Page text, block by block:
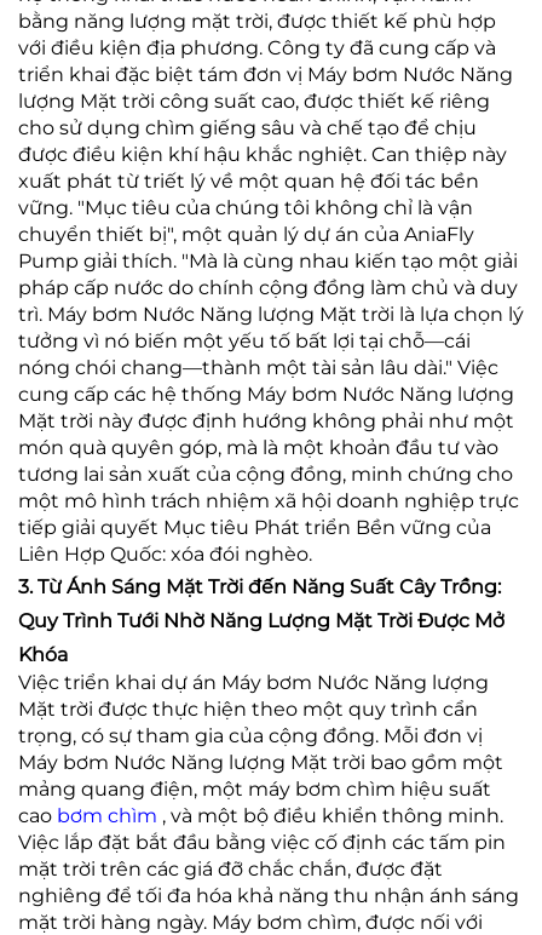
bằng năng lượng mặt trời, được thiết kế phù hợp
với điều kiện địa phương. Công ty đã cung cấp và
triển khai đặc biệt tám đơn vị Máy bơm Nước Năng
lượng Mặt trời công suất cao, được thiết kế riêng
cho sử dụng chìm giếng sâu và chế tạo để chịu
được điều kiện khí hậu khắc nghiệt. Can thiệp này
xuất phát từ triết lý về một quan hệ đối tác bền
vững. "Mục tiêu của chúng tôi không chỉ là vận
chuyển thiết bị", một quản lý dự án của AniaFly
Pump giải thích. "Mà là cùng nhau kiến tạo một giải
pháp cấp nước do chính cộng đồng làm chủ và duy
trì. Máy bơm Nước Năng lượng Mặt trời là lựa chọn lý
tưởng vì nó biến một yếu tố bất lợi tại chỗ—cái
nóng chói chang—thành một tài sản lâu dài." Việc
cung cấp các hệ thống Máy bơm Nước Năng lượng
Mặt trời này được định hướng không phải như một
món quà quyên góp, mà là một khoản đầu tư vào
tương lai sản xuất của cộng đồng, minh chứng cho
một mô hình trách nhiệm xã hội doanh nghiệp trực
tiếp giải quyết Mục tiêu Phát triển Bền vững của
Liên Hợp Quốc: xóa đói nghèo.
3. Từ Ánh Sáng Mặt Trời đến Năng Suất Cây Trồng:
Quy Trình Tưới Nhờ Năng Lượng Mặt Trời Được Mở
Khóa
Việc triển khai dự án Máy bơm Nước Năng lượng
Mặt trời được thực hiện theo một quy trình cẩn
trọng, có sự tham gia của cộng đồng. Mỗi đơn vị
Máy bơm Nước Năng lượng Mặt trời bao gồm một
mảng quang điện, một máy bơm chìm hiệu suất
cao bơm chìm , và một bộ điều khiển thông minh.
Việc lắp đặt bắt đầu bằng việc cố định các tấm pin
mặt trời trên các giá đỡ chắc chắn, được đặt
nghiêng để tối đa hóa khả năng thu nhận ánh sáng
mặt trời hàng ngày. Máy bơm chìm, được nối với